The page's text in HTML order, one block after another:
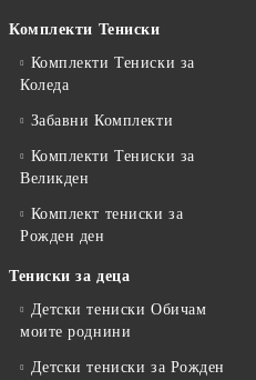
Комплекти Тениски
Комплекти Тениски за
Коледа
Забавни Комплекти
Комплекти Тениски за
Великден
Комплект тениски за
Рожден ден
Тениски за деца
Детски тениски Обичам
моите роднини
Детски тениски за Рожден